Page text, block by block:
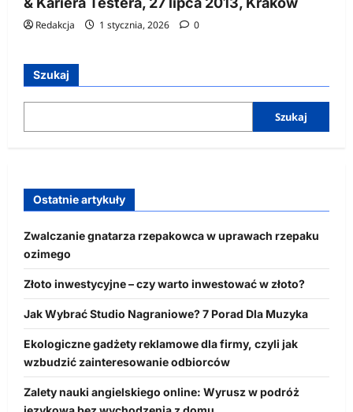
Redakcja 1 stycznia, 2026 0
Szukaj
Szukaj
Ostatnie artykuły
Zwalczanie gnatarza rzepakowca w uprawach rzepaku
ozimego
Złoto inwestycyjne – czy warto inwestować w złoto?
Jak Wybrać Studio Nagraniowe? 7 Porad Dla Muzyka
Ekologiczne gadżety reklamowe dla firmy, czyli jak
wzbudzić zainteresowanie odbiorców
Zalety nauki angielskiego online: Wyrusz w podróż